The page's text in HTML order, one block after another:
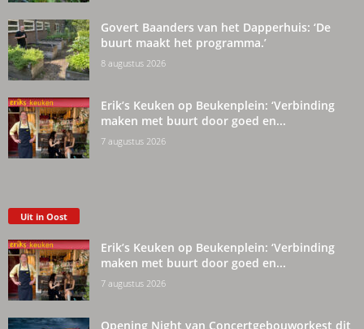
Govert Baanders van het Dapperhuis: ‘De
buurt maakt het programma.’
8 augustus 2026
Erik’s Keuken op Beukenplein: ‘Verbinding
maken met buurt door goed en...
7 augustus 2026
Uit in Oost
Erik’s Keuken op Beukenplein: ‘Verbinding
maken met buurt door goed en...
7 augustus 2026
Opening Night van Concertgebouworkest dit